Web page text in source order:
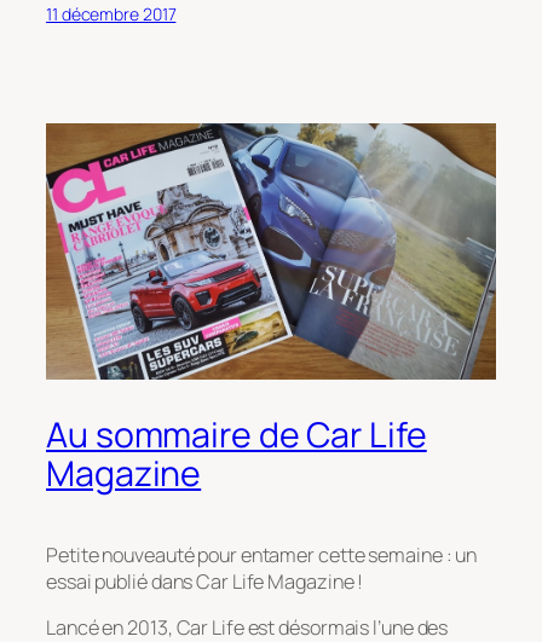
11 décembre 2017
Au sommaire de Car Life
Magazine
Petite nouveauté pour entamer cette semaine : un
essai publié dans Car Life Magazine !
Lancé en 2013, Car Life est désormais l’une des